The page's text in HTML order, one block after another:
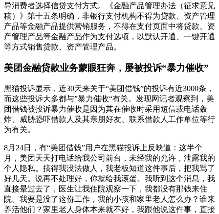
导消费者选择信贷支付方式。《金融产品管理办法（征求意见
稿）》第十五条明确，非银行支付机构不得为贷款、资产管理
产品等金融产品提供营销服务，不得在支付页面中将贷款、资
产管理产品等金融产品作为支付选项，以默认开通、一键开通
等方式销售贷款、资产管理产品。
美团金融贷款业务蒙眼狂奔 ， 屡被投诉“暴力催收”
黑猫投诉显示，近30天来关于“美团借钱”的投诉有近3000条，
而这些投诉大多都与”暴力催收“有关。发现网记者观察到，美
团借钱被投诉暴力催收是因为其在催收时采用短信或电话轰
炸、威胁恐吓借款人及其亲朋好友、联系借款人工作单位等行
为有关。
8月24日，有“美团借钱”用户在黑猫投诉上反映道：这半个
月，美团天天打电话给我公司前台，未经我的允许，泄露我的
个人隐私。搞得我没法做人，我老板知道这件事后，把我骂了
好几天。说再不处理好，你就给我滚蛋。我听到这个消息，我
直接晕过去了，医生让我住院观察一下，我都没有那钱来住
院。我要是没了这份工作，我的小孩和家里老人怎么办？谁来
养活他们？家里老人身体本来就不好，我跟他说这件事，直接